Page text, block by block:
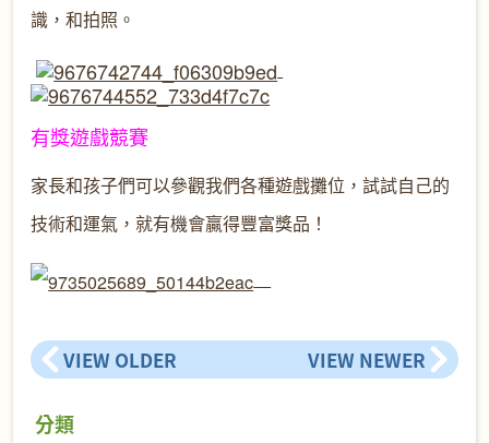
識，和拍照。
有獎遊戲競賽
家長和孩子們可以參觀我們各種遊戲攤位，試試自己的
技術和運氣，就有機會贏得豐富獎品！
VIEW OLDER VIEW NEWER
分類